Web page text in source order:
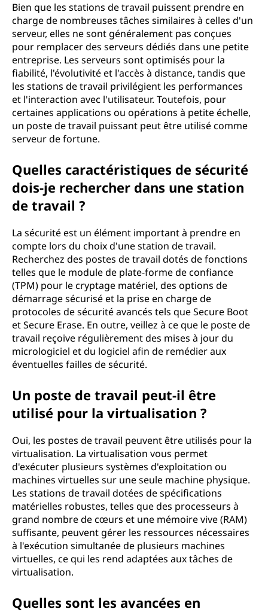
Bien que les stations de travail puissent prendre en
charge de nombreuses tâches similaires à celles d'un
serveur, elles ne sont généralement pas conçues
pour remplacer des serveurs dédiés dans une petite
entreprise. Les serveurs sont optimisés pour la
fiabilité, l'évolutivité et l'accès à distance, tandis que
les stations de travail privilégient les performances
et l'interaction avec l'utilisateur. Toutefois, pour
certaines applications ou opérations à petite échelle,
un poste de travail puissant peut être utilisé comme
serveur de fortune.
Quelles caractéristiques de sécurité
dois-je rechercher dans une station
de travail ?
La sécurité est un élément important à prendre en
compte lors du choix d'une station de travail.
Recherchez des postes de travail dotés de fonctions
telles que le module de plate-forme de confiance
(TPM) pour le cryptage matériel, des options de
démarrage sécurisé et la prise en charge de
protocoles de sécurité avancés tels que Secure Boot
et Secure Erase. En outre, veillez à ce que le poste de
travail reçoive régulièrement des mises à jour du
micrologiciel et du logiciel afin de remédier aux
éventuelles failles de sécurité.
Un poste de travail peut-il être
utilisé pour la virtualisation ?
Oui, les postes de travail peuvent être utilisés pour la
virtualisation. La virtualisation vous permet
d'exécuter plusieurs systèmes d'exploitation ou
machines virtuelles sur une seule machine physique.
Les stations de travail dotées de spécifications
matérielles robustes, telles que des processeurs à
grand nombre de cœurs et une mémoire vive (RAM)
suffisante, peuvent gérer les ressources nécessaires
à l'exécution simultanée de plusieurs machines
virtuelles, ce qui les rend adaptées aux tâches de
virtualisation.
Quelles sont les avancées en